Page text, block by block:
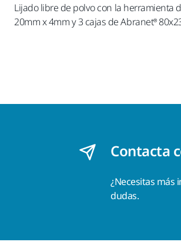
Lijado libre de polvo con la herramienta
20mm x 4mm y 3 cajas de Abranet®
Contacta
¿Necesitas más
dudas.